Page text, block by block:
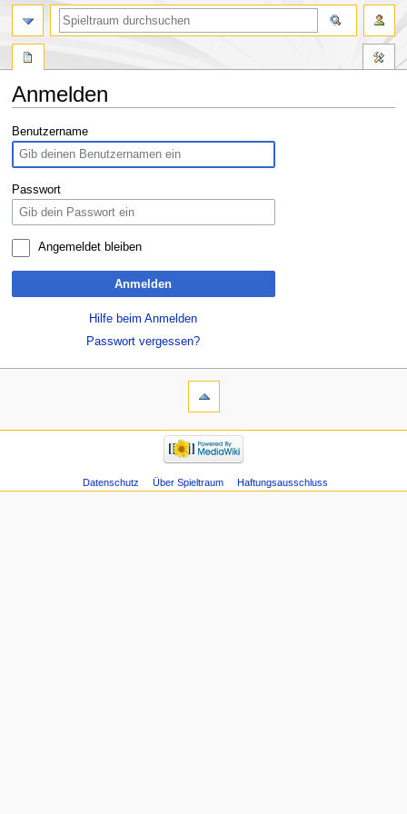
Anmelden
Zur
Navigation
springen
Zur
Suche
springen
Benutzername
Passwort
Angemeldet bleiben
Anmelden
Hilfe beim Anmelden
Passwort vergessen?
Datenschutz Über Spieltraum Haftungsausschluss